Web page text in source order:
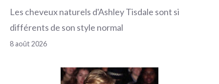
Les cheveux naturels d'Ashley Tisdale sont si
différents de son style normal
8 août 2026